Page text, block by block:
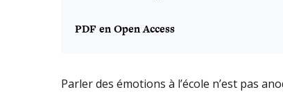
PDF en Open Access
Parler des émotions à l’école n’est pas